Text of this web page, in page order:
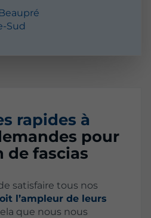
Sud
rapides à
pour
de fascias
satisfaire tous nos
l’ampleur de leurs
que nous nous